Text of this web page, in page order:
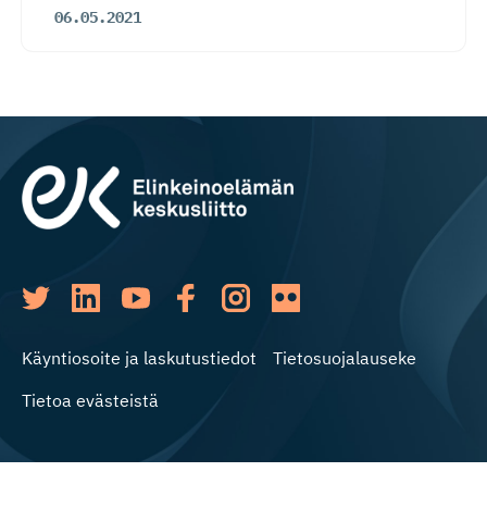
06.05.2021
Käyntiosoite ja laskutustiedot
Tietosuojalauseke
Tietoa evästeistä